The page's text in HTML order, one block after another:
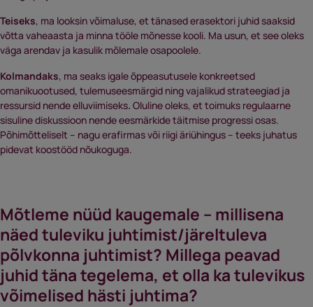
Teiseks, ma looksin võimaluse, et tänased erasektori juhid saaksid
võtta vaheaasta ja minna tööle mõnesse kooli. Ma usun, et see oleks
väga arendav ja kasulik mõlemale osapoolele.
Kolmandaks, ma seaks igale õppeasutusele konkreetsed
omanikuootused, tulemuseesmärgid ning vajalikud strateegiad ja
ressursid nende elluviimiseks. Oluline oleks, et toimuks regulaarne
sisuline diskussioon nende eesmärkide täitmise progressi osas.
Põhimõtteliselt – nagu erafirmas või riigi äriühingus – teeks juhatus
pidevat koostööd nõukoguga.
Mõtleme nüüd kaugemale – millisena
näed tuleviku juhtimist/järeltuleva
põlvkonna juhtimist? Millega peavad
juhid täna tegelema, et olla ka tulevikus
võimelised hästi juhtima?